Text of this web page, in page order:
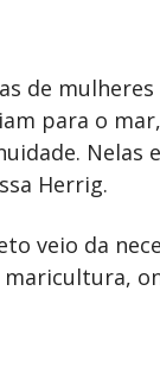
de
para o
Nelas
Herrig.
veio da
maricultura,